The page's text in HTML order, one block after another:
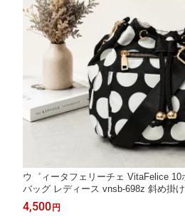
ウ゛ィータフェリーチェ VitaFelice
バッグ レディース vnsb-698z 斜め掛
着バッグ 高密度ナイロン 大容量 多収
ーズバッグ ドット柄 DOT 春夏 春バッ
4,500円